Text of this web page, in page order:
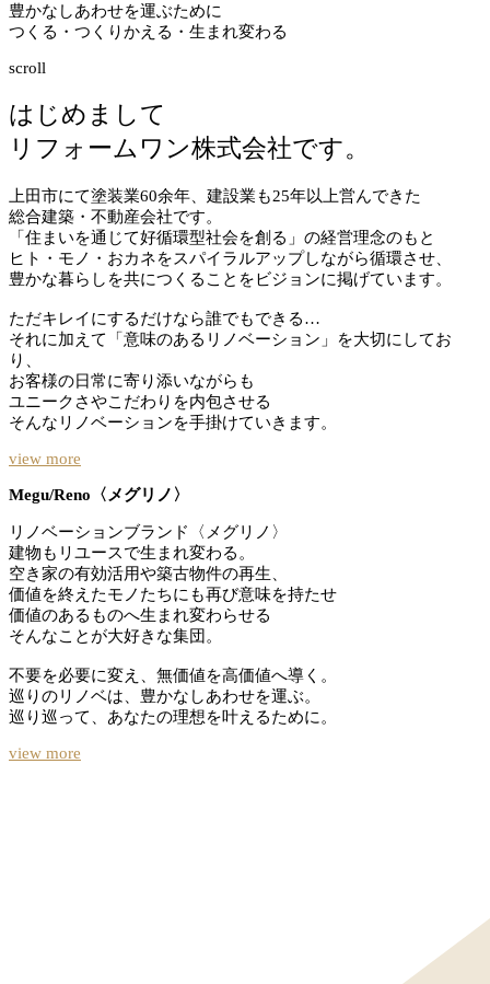
豊かなしあわせを運ぶために
つくる・つくりかえる・生まれ変わる
scroll
はじめまして
リフォームワン株式会社です。
上田市にて塗装業60余年、建設業も25年以上営んできた
総合建築・不動産会社です。
「住まいを通じて好循環型社会を創る」の経営理念のもと
ヒト・モノ・おカネをスパイラルアップしながら循環させ、
豊かな暮らしを共につくることをビジョンに掲げています。
ただキレイにするだけなら誰でもできる…
それに加えて「意味のあるリノベーション」を大切にしてお
り、
お客様の日常に寄り添いながらも
ユニークさやこだわりを内包させる
そんなリノベーションを手掛けていきます。
view more
Megu/Reno〈メグリノ〉
リノベーションブランド〈メグリノ〉
建物もリユースで生まれ変わる。
空き家の有効活用や築古物件の再生、
価値を終えたモノたちにも再び意味を持たせ
価値のあるものへ生まれ変わらせる
そんなことが大好きな集団。
不要を必要に変え、無価値を高価値へ導く。
巡りのリノベは、豊かなしあわせを運ぶ。
巡り巡って、あなたの理想を叶えるために。
view more